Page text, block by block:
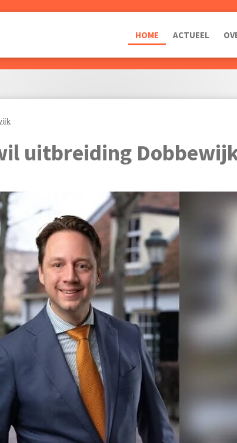
HOME ACTUEEL
uitbreiding